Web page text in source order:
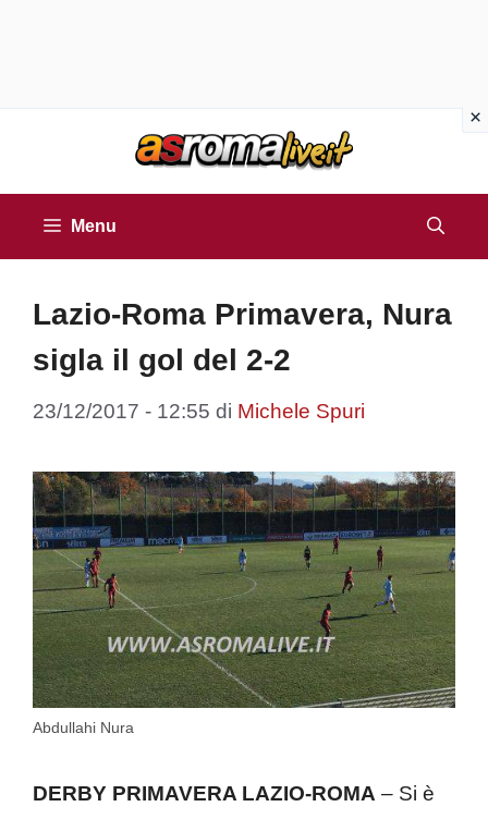
Menu
Lazio-Roma Primavera, Nura
sigla il gol del 2-2
23/12/2017 - 12:55 di Michele Spuri
Abdullahi Nura
DERBY PRIMAVERA LAZIO-ROMA – Si è